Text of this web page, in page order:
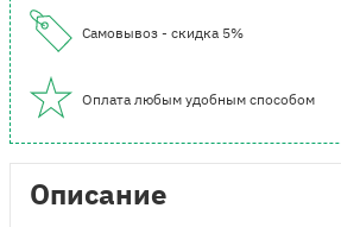
Самовывоз - скидка 5%
Оплата любым удобным способом
Описание